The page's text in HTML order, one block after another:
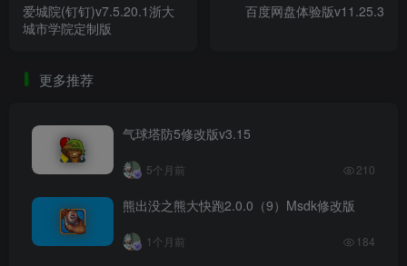
爱城院(钉钉)v7.5.20.1浙大
城市学院定制版
百度网盘体验版v11.25.3
更多推荐
气球塔防5修改版v3.15
5个月前 210
熊出没之熊大快跑2.0.0（9）Msdk修改版
1个月前 184